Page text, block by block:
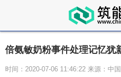
倍氨敏奶粉事件处理记忆犹
时间：2020-07-06 11:46:22 来源：中